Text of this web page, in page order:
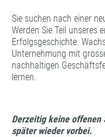
Sie suchen nach einer
Werden Sie Teil unseres
Erfolgsgeschichte.
Unternehmung mit
nachhaltigen
lernen.
Derzeitig keine offenen
später wieder vorbei.